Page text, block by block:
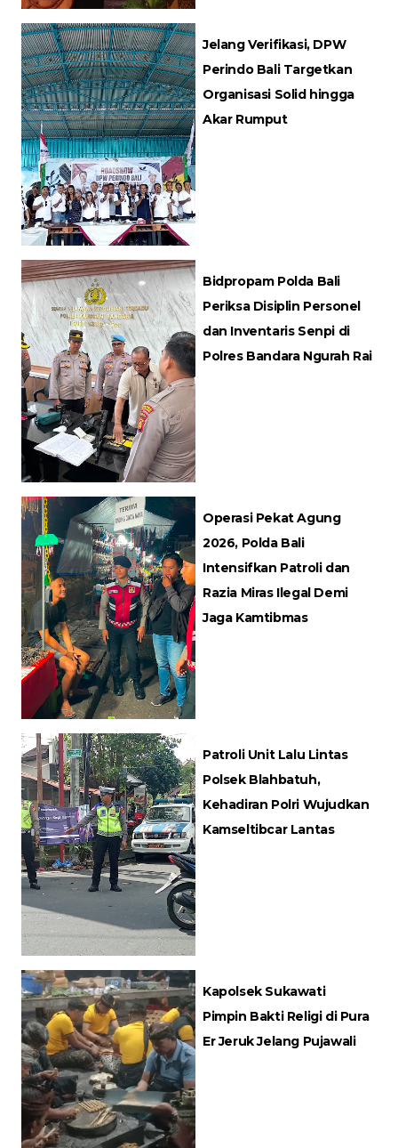
Jelang Verifikasi, DPW
Perindo Bali Targetkan
Organisasi Solid hingga
Akar Rumput
Bidpropam Polda Bali
Periksa Disiplin Personel
dan Inventaris Senpi di
Polres Bandara Ngurah Rai
Operasi Pekat Agung
2026, Polda Bali
Intensifkan Patroli dan
Razia Miras Ilegal Demi
Jaga Kamtibmas
Patroli Unit Lalu Lintas
Polsek Blahbatuh,
Kehadiran Polri Wujudkan
Kamseltibcar Lantas
Kapolsek Sukawati
Pimpin Bakti Religi di Pura
Er Jeruk Jelang Pujawali